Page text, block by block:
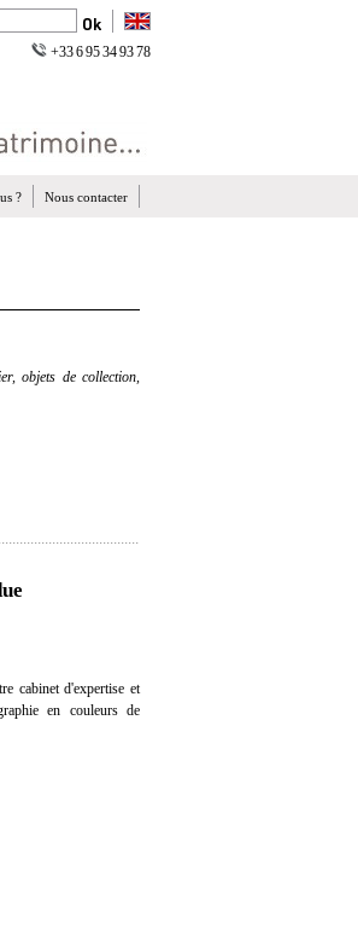
+33 6 95 34 93 78
Nous contacter
?
objets de collection,
cabinet d'expertise et
en couleurs de